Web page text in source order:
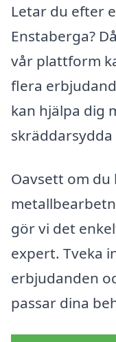
Letar du efter
Enstaberga?
vår plattform
flera
kan hjälpa dig
Oavsett om
gör vi det
expert. Tveka
erbjudanden
passar dina